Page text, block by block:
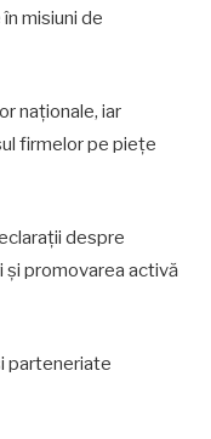
misiuni de
naționale, iar
firmelor pe piețe
despre
promovarea activă
parteneriate